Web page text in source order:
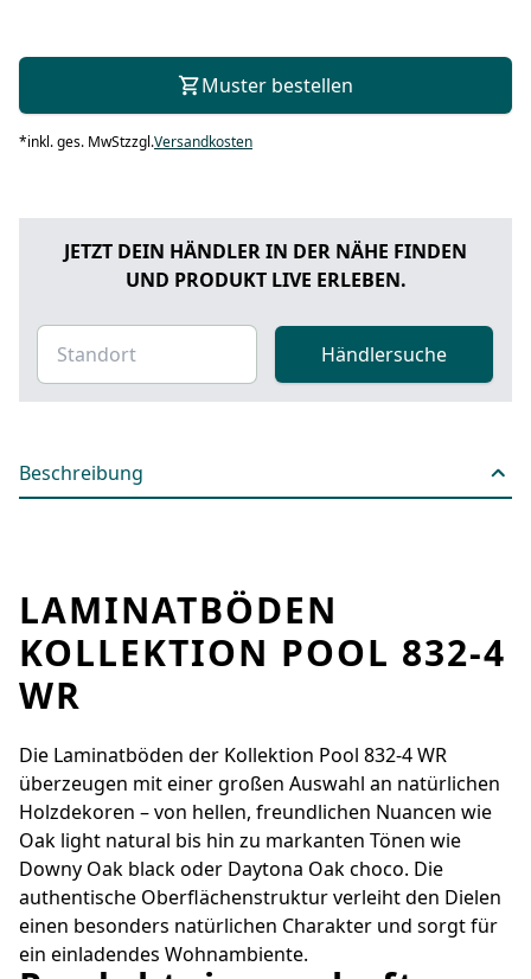
Muster bestellen
*inkl. ges. MwStzzgl.Versandkosten
JETZT DEIN HÄNDLER IN DER NÄHE FINDEN
UND PRODUKT LIVE ERLEBEN.
Händlersuche
Beschreibung
LAMINATBÖDEN
KOLLEKTION POOL 832-4
WR
Die Laminatböden der Kollektion Pool 832-4 WR
überzeugen mit einer großen Auswahl an natürlichen
Holzdekoren – von hellen, freundlichen Nuancen wie
Oak light natural bis hin zu markanten Tönen wie
Downy Oak black oder Daytona Oak choco. Die
authentische Oberflächenstruktur verleiht den Dielen
einen besonders natürlichen Charakter und sorgt für
ein einladendes Wohnambiente.